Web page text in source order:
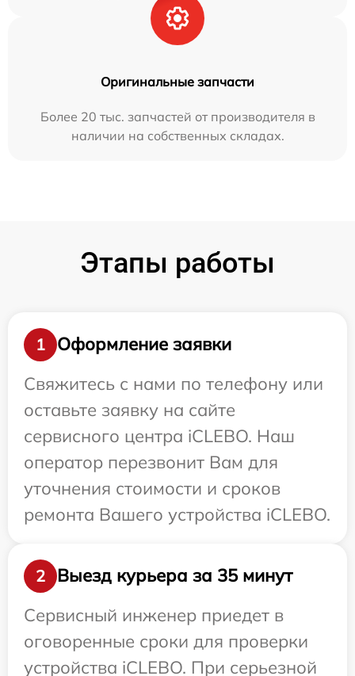
Оригинальные запчасти
Более 20 тыс. запчастей от производителя в
наличии на собственных складах.
Этапы работы
1
Оформление заявки
Свяжитесь с нами по телефону или
оставьте заявку на сайте
сервисного центра iCLEBO. Наш
оператор перезвонит Вам для
уточнения стоимости и сроков
ремонта Вашего устройства iCLEBO.
2
Выезд курьера за 35 минут
Сервисный инженер приедет в
оговоренные сроки для проверки
устройства iCLEBO. При серьезной